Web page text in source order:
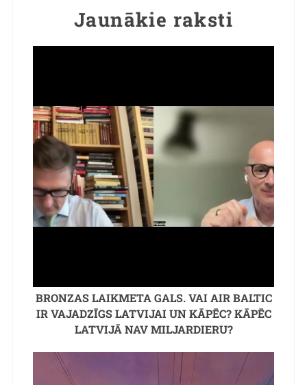
Jaunākie raksti
BRONZAS LAIKMETA GALS. VAI AIR BALTIC
IR VAJADZĪGS LATVIJAI UN KĀPĒC? KĀPĒC
LATVIJĀ NAV MILJARDIERU?